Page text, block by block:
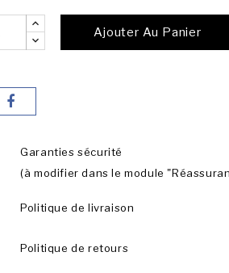
Ajouter Au Panier
Garanties sécurité
(à modifier dans le module
Politique de livraison
Politique de retours